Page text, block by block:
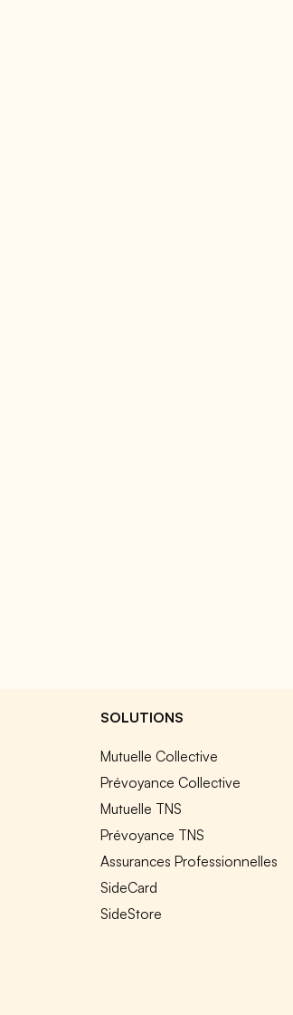
SOLUTIONS
Mutuelle Collective
Prévoyance Collective
Mutuelle TNS
Prévoyance TNS
Assurances Professionnelles
SideCard
SideStore